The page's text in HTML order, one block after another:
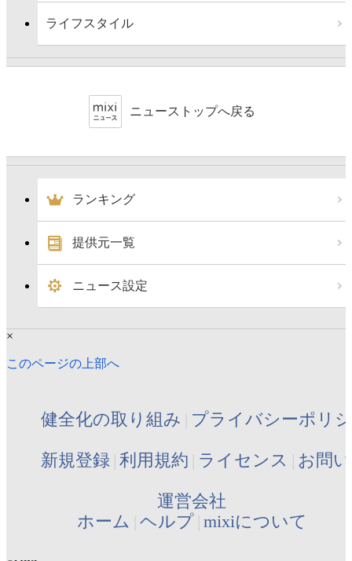
ライフスタイル
ニューストップへ戻る
ランキング
提供元一覧
ニュース設定
×
このページの上部へ
健全化の取り組み プライバシーポリ
新規登録 利用規約 ライセンス お問
運営会社
ホーム ヘルプ mixiについて